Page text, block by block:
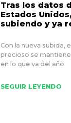
Tras los datos
Estados
subiendo y ya
Con la nueva subida,
precioso se
en lo que va del año.
SEGUIR LEYENDO